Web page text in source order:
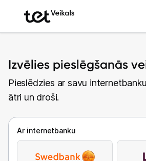
Izvēlies pieslēgšanās
Pieslēdzies ar savu
ātri un droši.
Ar internetbanku